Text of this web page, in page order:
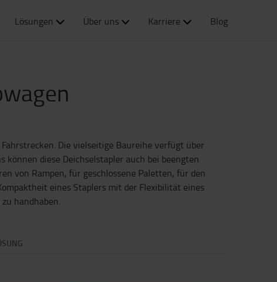
Lösungen Über uns Karriere Blog
Die vielseitige Baureihe verfügt über
diese Deichselstapler auch bei beengten
von Rampen, für geschlossene Paletten, für den
eines Staplers mit der Flexibilität eines
handhaben.